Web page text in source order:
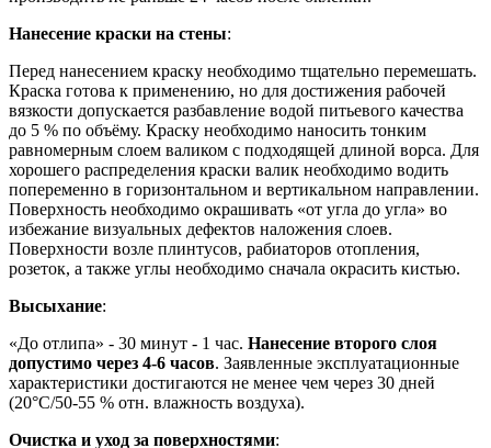
Нанесение краски на стены:
Перед нанесением краску необходимо тщательно перемешать.
Краска готова к применению, но для достижения рабочей
вязкости допускается разбавление водой питьевого качества
до 5 % по объёму. Краску необходимо наносить тонким
равномерным слоем валиком с подходящей длиной ворса. Для
хорошего распределения краски валик необходимо водить
попеременно в горизонтальном и вертикальном направлении.
Поверхность необходимо окрашивать «от угла до угла» во
избежание визуальных дефектов наложения слоев.
Поверхности возле плинтусов, рабиаторов отопления,
розеток, а также углы необходимо сначала окрасить кистью.
Высыхание:
«До отлипа» - 30 минут - 1 час. Нанесение второго слоя
допустимо через 4-6 часов. Заявленные эксплуатационные
характеристики достигаются не менее чем через 30 дней
(20°C/50-55 % отн. влажность воздуха).
Очистка и уход за поверхностями: